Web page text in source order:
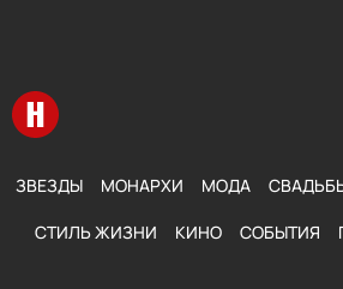
Перейти на главную
ЗВЕЗДЫ МОНАРХИ МОДА
СТИЛЬ ЖИЗНИ КИНО СОБЫТИЯ